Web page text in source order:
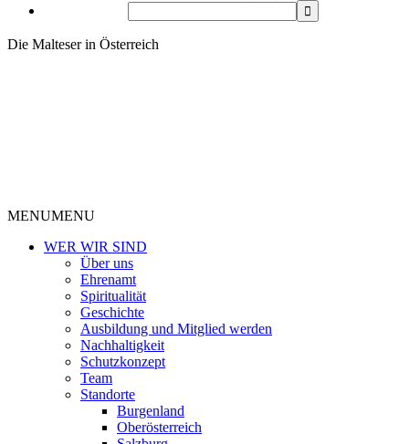
Die Malteser in Österreich
MENUMENU
WER WIR SIND
Über uns
Ehrenamt
Spiritualität
Geschichte
Ausbildung und Mitglied werden
Nachhaltigkeit
Schutzkonzept
Team
Standorte
Burgenland
Oberösterreich